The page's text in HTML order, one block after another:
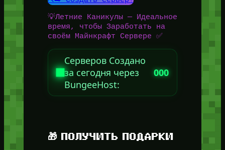
💡Летние Каникулы — Идеальное
время, чтобы Заработать на
своём Майнкрафт Сервере ✅
Серверов Создано
за сегодня через
BungeeHost:
000
🎁 ПОЛУЧИТЬ ПОДАРКИ